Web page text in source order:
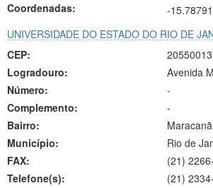
Coordenadas:
-15.78791
UNIVERSIDADE DO ESTADO DO RIO DE
CEP:
20550013
Logradouro:
Avenida
Número:
-
Complemento:
-
Bairro:
Maracanã
Município:
Rio de
FAX:
(21)
Telefone(s):
(21)